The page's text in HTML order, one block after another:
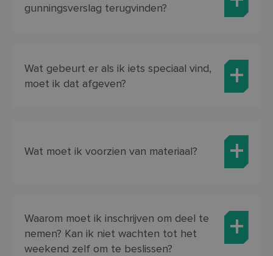
gunningsverslag terugvinden?
Wat gebeurt er als ik iets speciaal vind,
moet ik dat afgeven?
Wat moet ik voorzien van materiaal?
Waarom moet ik inschrijven om deel te
nemen? Kan ik niet wachten tot het
weekend zelf om te beslissen?